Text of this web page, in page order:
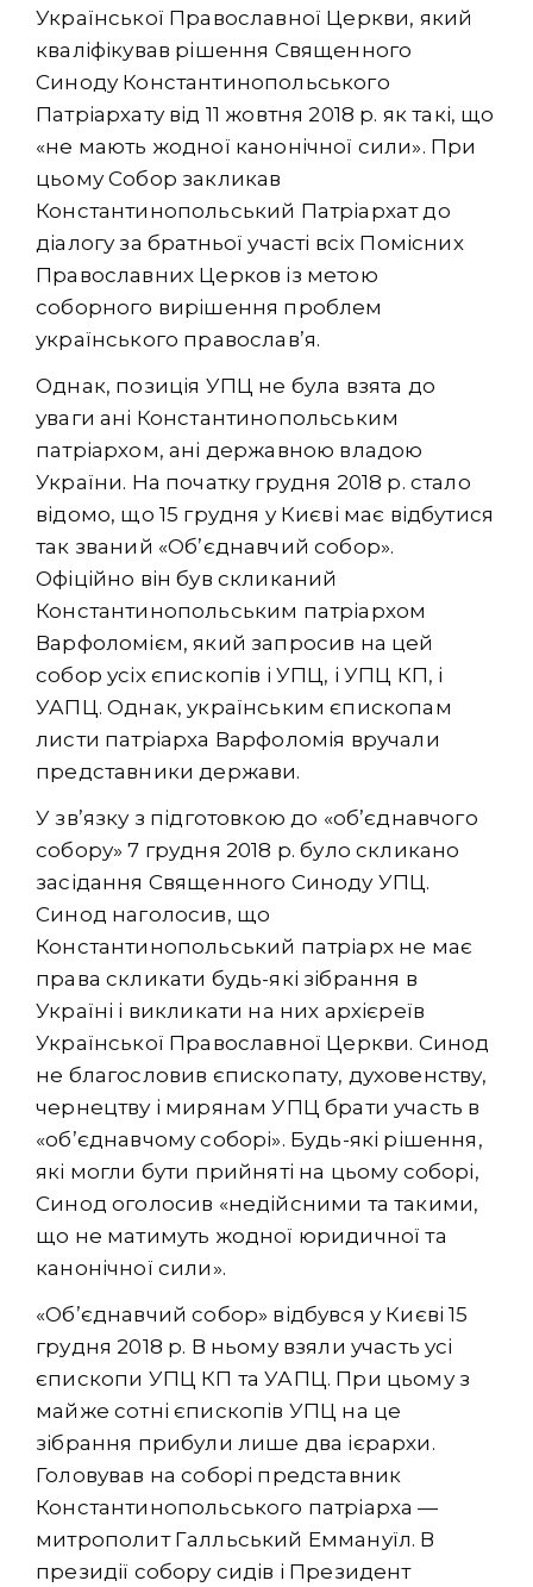
Української Православної Церкви, який
кваліфікував рішення Священного
Синоду Константинопольського
Патріархату від 11 жовтня 2018 р. як такі, що
«не мають жодної канонічної сили». При
цьому Собор закликав
Константинопольський Патріархат до
діалогу за братньої участі всіх Помісних
Православних Церков із метою
соборного вирішення проблем
українського православ’я.
Однак, позиція УПЦ не була взята до
уваги ані Константинопольським
патріархом, ані державною владою
України. На початку грудня 2018 р. стало
відомо, що 15 грудня у Києві має відбутися
так званий «Об’єднавчий собор».
Офіційно він був скликаний
Константинопольським патріархом
Варфоломієм, який запросив на цей
собор усіх єпископів і УПЦ, і УПЦ КП, і
УАПЦ. Однак, українським єпископам
листи патріарха Варфоломія вручали
представники держави.
У зв’язку з підготовкою до «об’єднавчого
собору» 7 грудня 2018 р. було скликано
засідання Священного Синоду УПЦ.
Синод наголосив, що
Константинопольський патріарх не має
права скликати будь-які зібрання в
Україні і викликати на них архієреїв
Української Православної Церкви. Синод
не благословив єпископату, духовенству,
чернецтву і мирянам УПЦ брати участь в
«об’єднавчому соборі». Будь-які рішення,
які могли бути прийняті на цьому соборі,
Синод оголосив «недійсними та такими,
що не матимуть жодної юридичної та
канонічної сили».
«Об’єднавчий собор» відбувся у Києві 15
грудня 2018 р. В ньому взяли участь усі
єпископи УПЦ КП та УАПЦ. При цьому з
майже сотні єпископів УПЦ на це
зібрання прибули лише два ієрархи.
Головував на соборі представник
Константинопольського патріарха —
митрополит Галльський Еммануїл. В
президії собору сидів і Президент